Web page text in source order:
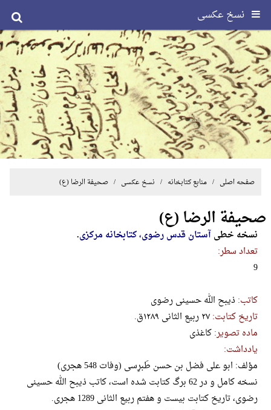
نسخ عکسی
صفحه اصلی / منابع کتابخانه / نسخ عکسی / صحیفة الرضا (ع)
صحیفة الرضا (ع)
نسخه خطیآستان قدس رضوی، کتابخانه‌ مرکزی‌.
تعداد سطر:
9
کاتب: ذیبح الله حسینی رضوی
تاریخ کتابت:۲۷ ربیع الثانی ۱۲۸۹ق.
ماده تصویر:کاغذی
یادداشت:
مؤلف: ابو علی فضل بن حسن طَبرِسی (وفات 548 هجری)
نسخه کامل و در 62 برگ کتابت شده است، کاتب ذیبح الله حسینی
رضوی، تاریخ کتابت بیست و هفتم ربیع الثانی 1289 هجری.